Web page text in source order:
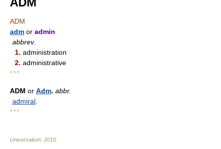
ADM
adm or admin
abbrev.
1. administration
2. administrative
* * *
ADM or Adm. abbr.
admiral
* * *
Universalium 2010